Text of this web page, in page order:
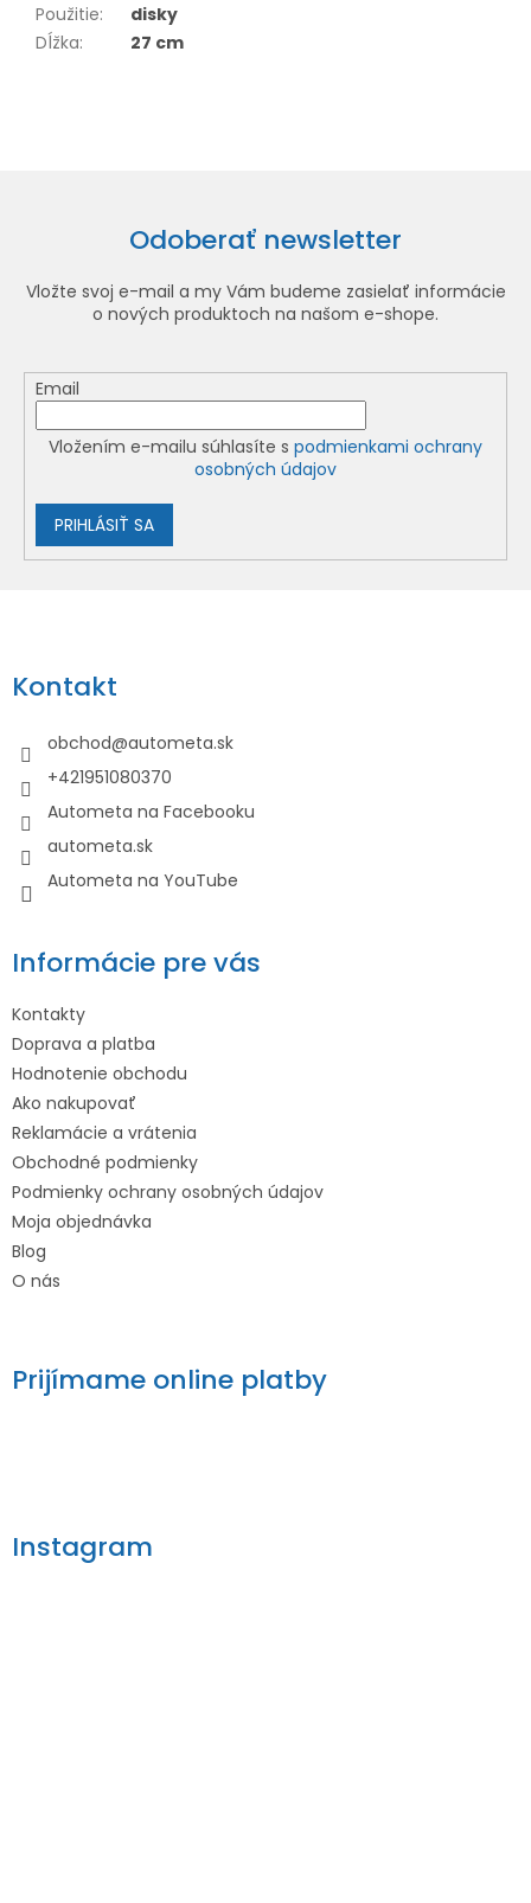
Použitie:
disky
Dĺžka: 27 cm
Odoberať newsletter
Vložte svoj e-mail a my Vám budeme zasielať informácie
o nových produktoch na našom e-shope.
Email
Vložením e-mailu súhlasíte s podmienkami ochrany
osobných údajov
PRIHLÁSIŤ SA
p
äKontakt
obchod@autometa.sk
+421951080370
Autometa na Facebooku
autometa.sk
Autometa na YouTube
Informácie pre vás
Kontakty
Doprava a platba
Hodnotenie obchodu
Ako nakupovať
Reklamácie a vrátenia
Obchodné podmienky
Podmienky ochrany osobných údajov
Moja objednávka
Blog
O nás
Prijímame online platby
Instagram